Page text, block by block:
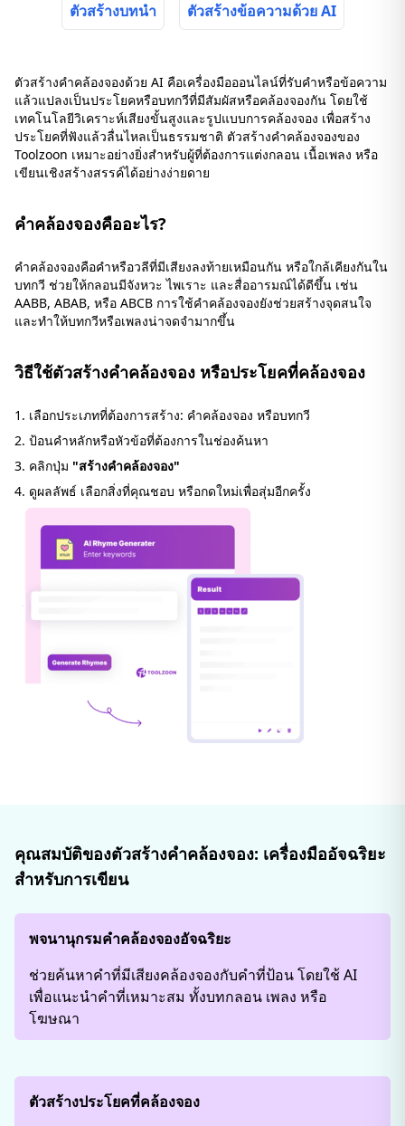
ตัวสร้างบทนำ ตัวสร้างข้อความด้วย AI
ตัวสร้างคำคล้องจองด้วย AI คือเครื่องมือออนไลน์ที่รับคำหรือข้อความ
แล้วแปลงเป็นประโยคหรือบทกวีที่มีสัมผัสหรือคล้องจองกัน โดยใช้
เทคโนโลยีวิเคราะห์เสียงขั้นสูงและรูปแบบการคล้องจอง เพื่อสร้าง
ประโยคที่ฟังแล้วลื่นไหลเป็นธรรมชาติ ตัวสร้างคำคล้องจองของ
Toolzoon เหมาะอย่างยิ่งสำหรับผู้ที่ต้องการแต่งกลอน เนื้อเพลง หรือ
เขียนเชิงสร้างสรรค์ได้อย่างง่ายดาย
คำคล้องจองคืออะไร?
คำคล้องจองคือคำหรือวลีที่มีเสียงลงท้ายเหมือนกัน หรือใกล้เคียงกันใน
บทกวี ช่วยให้กลอนมีจังหวะ ไพเราะ และสื่ออารมณ์ได้ดีขึ้น เช่น
AABB, ABAB, หรือ ABCB การใช้คำคล้องจองยังช่วยสร้างจุดสนใจ
และทำให้บทกวีหรือเพลงน่าจดจำมากขึ้น
วิธีใช้ตัวสร้างคำคล้องจอง หรือประโยคที่คล้องจอง
เลือกประเภทที่ต้องการสร้าง: คำคล้องจอง หรือบทกวี
ป้อนคำหลักหรือหัวข้อที่ต้องการในช่องค้นหา
คลิกปุ่ม "สร้างคำคล้องจอง"
ดูผลลัพธ์ เลือกสิ่งที่คุณชอบ หรือกดใหม่เพื่อสุ่มอีกครั้ง
คุณสมบัติของตัวสร้างคำคล้องจอง: เครื่องมืออัจฉริยะ
สำหรับการเขียน
พจนานุกรมคำคล้องจองอัจฉริยะ
ช่วยค้นหาคำที่มีเสียงคล้องจองกับคำที่ป้อน โดยใช้ AI
เพื่อแนะนำคำที่เหมาะสม ทั้งบทกลอน เพลง หรือ
โฆษณา
ตัวสร้างประโยคที่คล้องจอง